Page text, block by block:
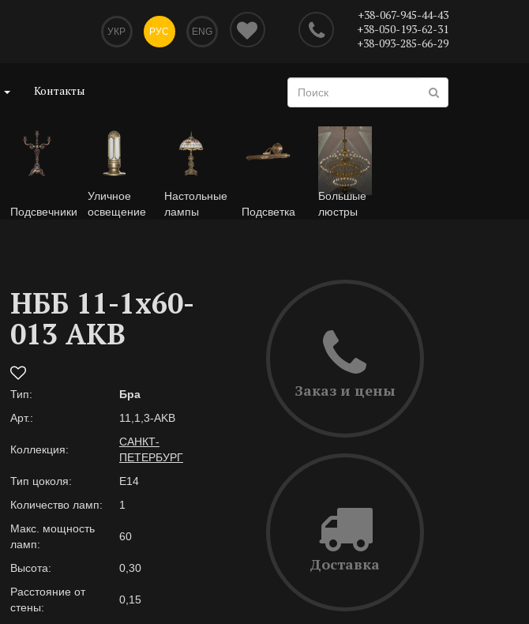
УКР РУС ENG
+38-067-945-44-43
+38-050-193-62-31
+38-093-285-66-29
Контакты
Подсвечники
Уличное
освещение
Настольные
лампы
Подсветка
Большые
люстры
НББ 11-1х60-
013 AKB
Тип:
Бра
Арт.:
11,1,3-AKB
Коллекция:
САНКТ-
ПЕТЕРБУРГ
Тип цоколя:
E14
Количество ламп:
1
Макс. мощность
ламп:
60
Высота:
0,30
Расстояние от
стены:
0,15
Заказ и цены
Доставка